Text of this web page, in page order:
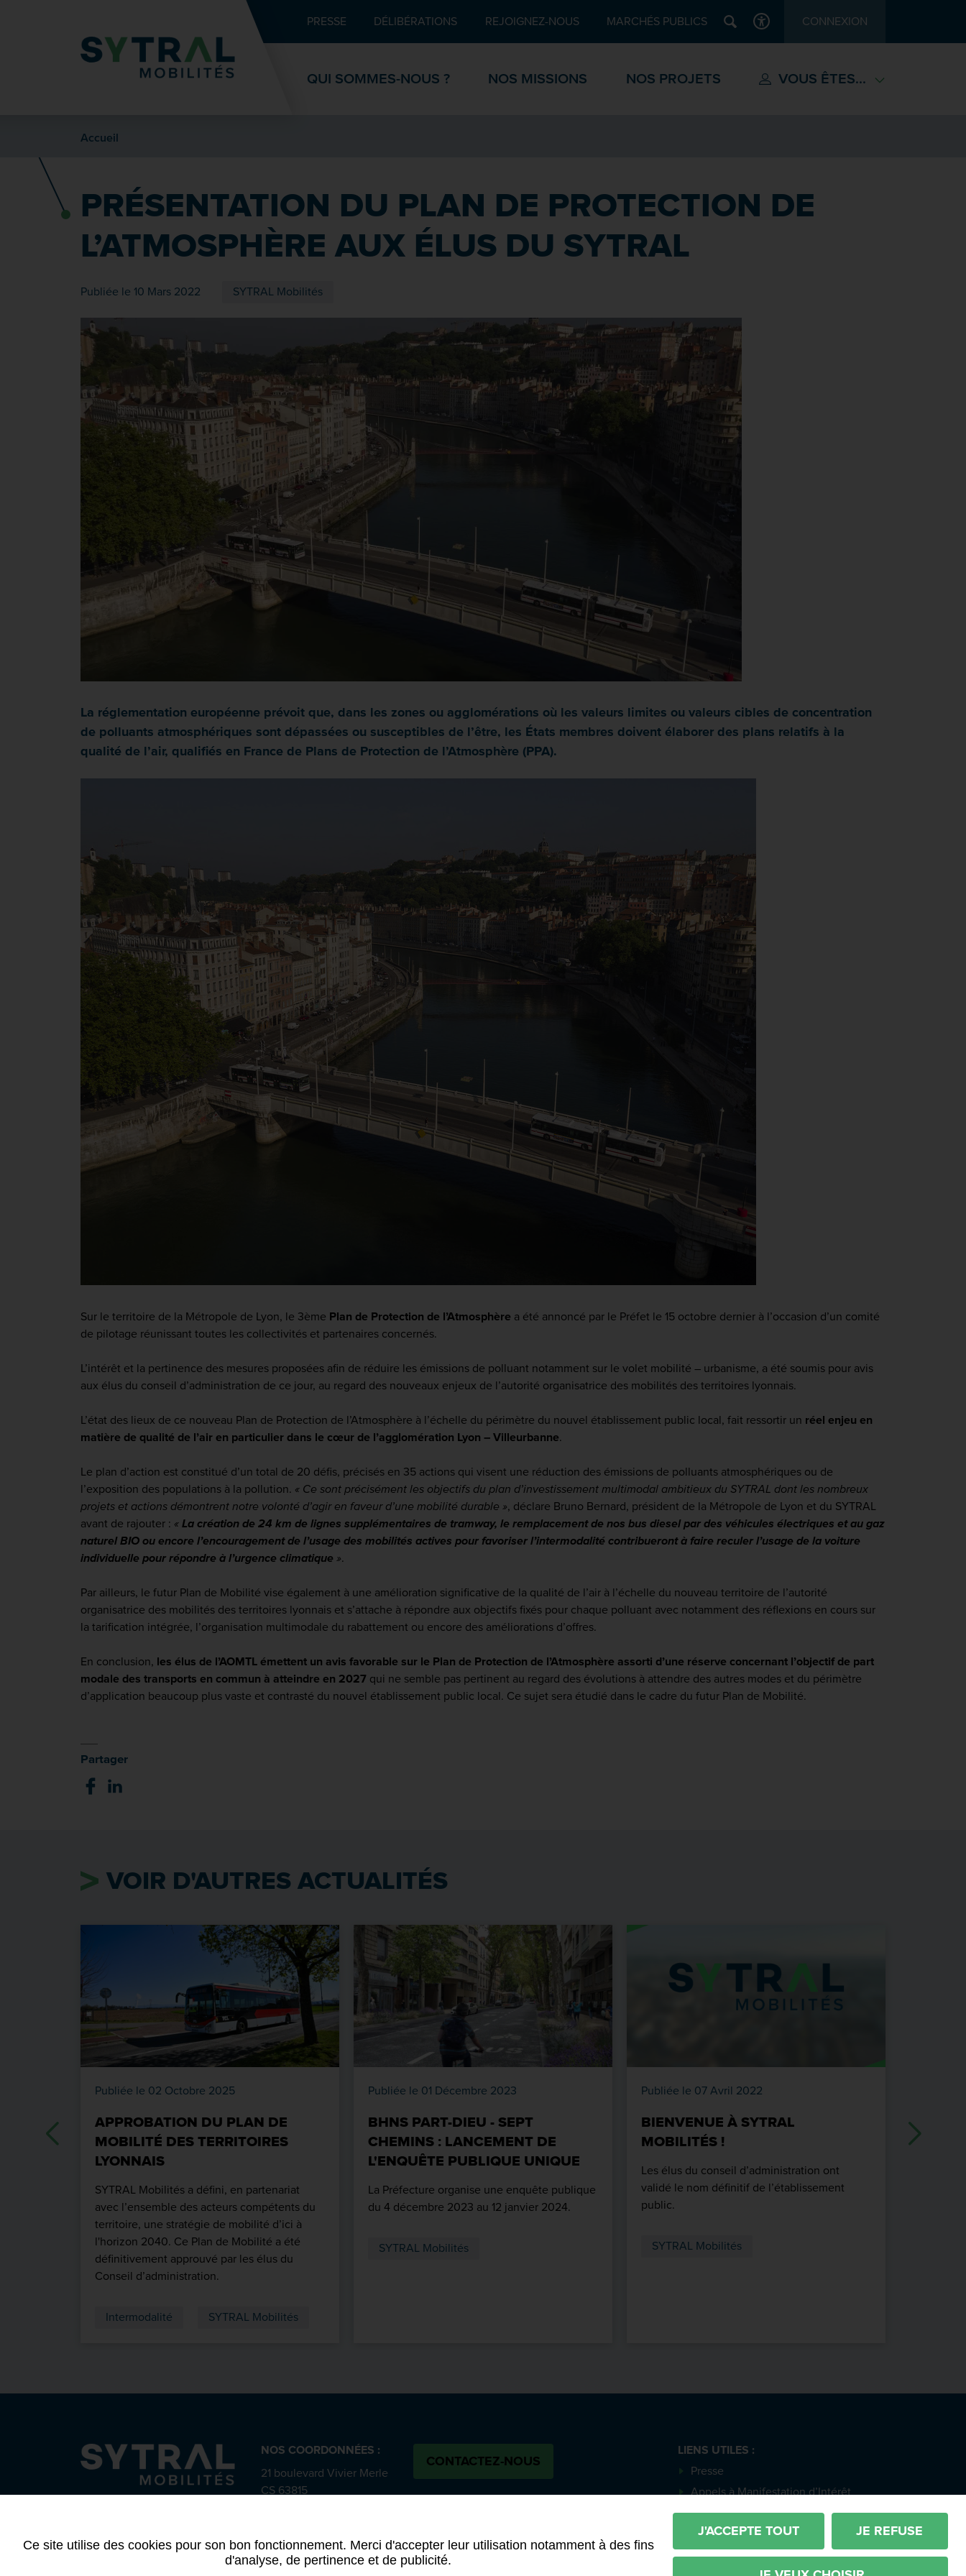
Ce site utilise des cookies pour son bon fonctionnement. Merci d'accepter leur utilisation notamment à des fins
d'analyse, de pertinence et de publicité.
J'ACCEPTE TOUT JE REFUSE
Recherche Pied de page
PRESSE DÉLIBÉRATIONS REJOIGNEZ-NOUS MARCHÉS PUBLICS Recherche
ACCESSIBILITÉCONNEXION
QUI SOMMES-NOUS ? NOS MISSIONS NOS PROJETS VOUS ÊTES...
Accueil
PRÉSENTATION DU PLAN DE PROTECTION DE
L’ATMOSPHÈRE AUX ÉLUS DU SYTRAL
Publiée le 10 Mars 2022 SYTRAL Mobilités
La réglementation européenne prévoit que, dans les zones ou agglomérations où les valeurs limites ou valeurs cibles de concentration
de polluants atmosphériques sont dépassées ou susceptibles de l’être, les États membres doivent élaborer des plans relatifs à la
qualité de l’air, qualifiés en France de Plans de Protection de l’Atmosphère (PPA).
Sur le territoire de la Métropole de Lyon, le 3ème Plan de Protection de l’Atmosphère a été annoncé par le Préfet le 15 octobre dernier à l’occasion d’un comité
de pilotage réunissant toutes les collectivités et partenaires concernés.
L’intérêt et la pertinence des mesures proposées afin de réduire les émissions de polluant notamment sur le volet mobilité – urbanisme, a été soumis pour avis
aux élus du conseil d’administration de ce jour, au regard des nouveaux enjeux de l’autorité organisatrice des mobilités des territoires lyonnais.
L’état des lieux de ce nouveau Plan de Protection de l’Atmosphère à l’échelle du périmètre du nouvel établissement public local, fait ressortir un réel enjeu en
matière de qualité de l’air en particulier dans le cœur de l’agglomération Lyon – Villeurbanne.
Le plan d’action est constitué d’un total de 20 défis, précisés en 35 actions qui visent une réduction des émissions de polluants atmosphériques ou de
l’exposition des populations à la pollution. « Ce sont précisément les objectifs du plan d’investissement multimodal ambitieux du SYTRAL dont les nombreux
projets et actions démontrent notre volonté d’agir en faveur d’une mobilité durable », déclare Bruno Bernard, président de la Métropole de Lyon et du SYTRAL
avant de rajouter : « La création de 24 km de lignes supplémentaires de tramway, le remplacement de nos bus diesel par des véhicules électriques et au gaz
naturel BIO ou encore l’encouragement de l’usage des mobilités actives pour favoriser l’intermodalité contribueront à faire reculer l’usage de la voiture
individuelle pour répondre à l’urgence climatique ».
Par ailleurs, le futur Plan de Mobilité vise également à une amélioration significative de la qualité de l’air à l’échelle du nouveau territoire de l’autorité
organisatrice des mobilités des territoires lyonnais et s’attache à répondre aux objectifs fixés pour chaque polluant avec notamment des réflexions en cours sur
la tarification intégrée, l’organisation multimodale du rabattement ou encore des améliorations d’offres.
En conclusion, les élus de l’AOMTL émettent un avis favorable sur le Plan de Protection de l’Atmosphère assorti d’une réserve concernant l’objectif de part
modale des transports en commun à atteindre en 2027 qui ne semble pas pertinent au regard des évolutions à attendre des autres modes et du périmètre
d’application beaucoup plus vaste et contrasté du nouvel établissement public local. Ce sujet sera étudié dans le cadre du futur Plan de Mobilité.
Partager
VOIR D'AUTRES ACTUALITÉS
Publiée le 02 Octobre 2025
APPROBATION DU PLAN DE
MOBILITÉ DES TERRITOIRES
LYONNAIS
SYTRAL Mobilités a défini, en partenariat
avec l’ensemble des acteurs compétents du
territoire, une stratégie de mobilité d’ici à
l'horizon 2040. Ce Plan de Mobilité a été
définitivement approuvé par les élus du
Conseil d’administration.
Intermodalité SYTRAL Mobilités
Publiée le 01 Décembre 2023
BHNS PART-DIEU - SEPT
CHEMINS : LANCEMENT DE
L'ENQUÊTE PUBLIQUE UNIQUE
La Préfecture organise une enquête publique
du 4 décembre 2023 au 12 janvier 2024.
SYTRAL Mobilités
Publiée le 07 Avril 2022
BIENVENUE À SYTRAL
MOBILITÉS !
Les élus du conseil d’administration ont
validé le nom définitif de l’établissement
public.
SYTRAL Mobilités
NOS COORDONNÉES :
21 boulevard Vivier Merle
CS 63815
CONTACTEZ-NOUS
SUIVEZ-NOUS :
LIENS UTILES :
Presse
Appels à Manifestation d’Intérêt
Actes et délibérations